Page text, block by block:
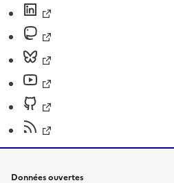
Données ouvertes